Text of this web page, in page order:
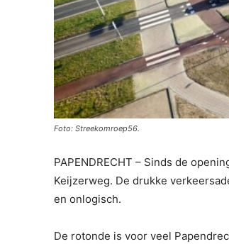
Foto: Streekomroep56.
PAPENDRECHT – Sinds de
Keijzerweg. De drukke
en onlogisch.
De rotonde is voor veel